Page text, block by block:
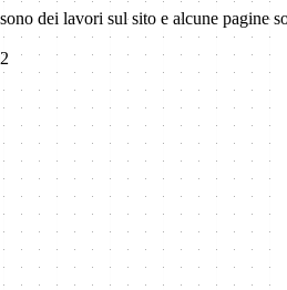
dei lavori sul sito e alcune pagine